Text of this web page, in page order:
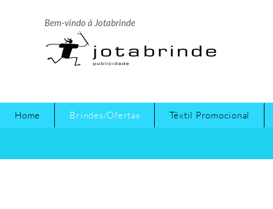
Bem-vindo à Jotabrinde
Home Brindes/Ofertas Têxtil Promocional